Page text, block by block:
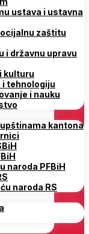
ustava i ustavna
zaštitu
i državnu upravu
kulturu
i tehnologiju
i nauku
kantona
naroda PFBiH
naroda RS